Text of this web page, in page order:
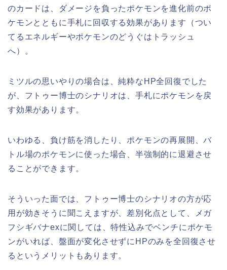
のカードは、ダメージを負ったポケモンを進化前のポ
ケモンとともに手札に回収する効果があります（つい
てるエネルギーやポケモンのどうぐはトラッシュ
へ）。
ミツルの思いやりの場合は、純粋なHP全回復でした
が、フトゥー博士のシナリオは、手札にポケモンを戻
す効果があります。
いわゆる、負け筋を消したり、ポケモンの再展開、バ
トル場のポケモンに使った場合、半強制的に退避させ
ることができます。
そういった面では、フトゥー博士のシナリオの方が応
用が効きそうに聞こえますが、差別化点として、メガ
フシギバナexに関しては、特性込みでベンチにポケモ
ンがいれば、盤面が変化させずにHPのみを全回復させ
るというメリットもあります。